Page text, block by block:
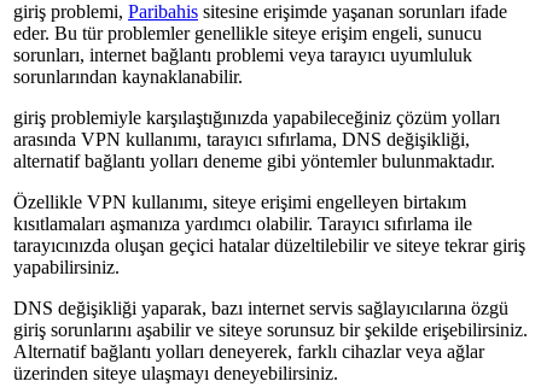
giriş problemi, Paribahis sitesine erişimde yaşanan sorunları ifade
eder. Bu tür problemler genellikle siteye erişim engeli, sunucu
sorunları, internet bağlantı problemi veya tarayıcı uyumluluk
sorunlarından kaynaklanabilir.
giriş problemiyle karşılaştığınızda yapabileceğiniz çözüm yolları
arasında VPN kullanımı, tarayıcı sıfırlama, DNS değişikliği,
alternatif bağlantı yolları deneme gibi yöntemler bulunmaktadır.
Özellikle VPN kullanımı, siteye erişimi engelleyen birtakım
kısıtlamaları aşmanıza yardımcı olabilir. Tarayıcı sıfırlama ile
tarayıcınızda oluşan geçici hatalar düzeltilebilir ve siteye tekrar giriş
yapabilirsiniz.
DNS değişikliği yaparak, bazı internet servis sağlayıcılarına özgü
giriş sorunlarını aşabilir ve siteye sorunsuz bir şekilde erişebilirsiniz.
Alternatif bağlantı yolları deneyerek, farklı cihazlar veya ağlar
üzerinden siteye ulaşmayı deneyebilirsiniz.